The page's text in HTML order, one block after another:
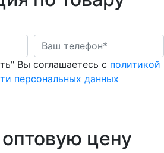
Вы соглашаетесь с политикой
персональных данных
цену